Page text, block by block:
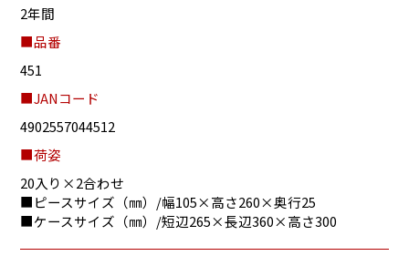
2年間
■品番
451
■JANコード
4902557044512
■荷姿
20入り×2合わせ
■ピースサイズ（㎜）/幅105×高さ260×奥行25
■ケースサイズ（㎜）/短辺265×長辺360×高さ300